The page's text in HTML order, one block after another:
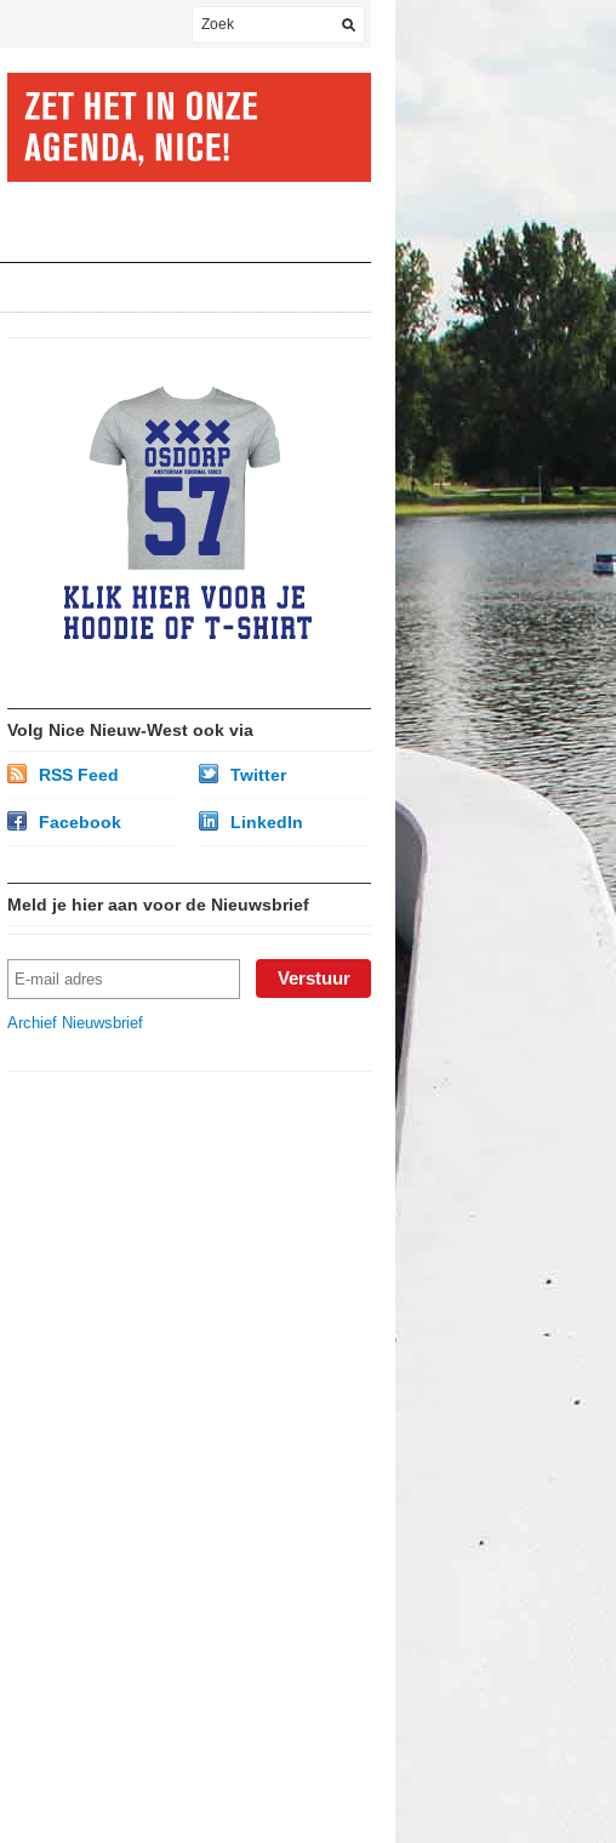
Volg Nice Nieuw-West ook via
RSS Feed Twitter
Facebook LinkedIn
Meld je hier aan voor de Nieuwsbrief
Archief Nieuwsbrief